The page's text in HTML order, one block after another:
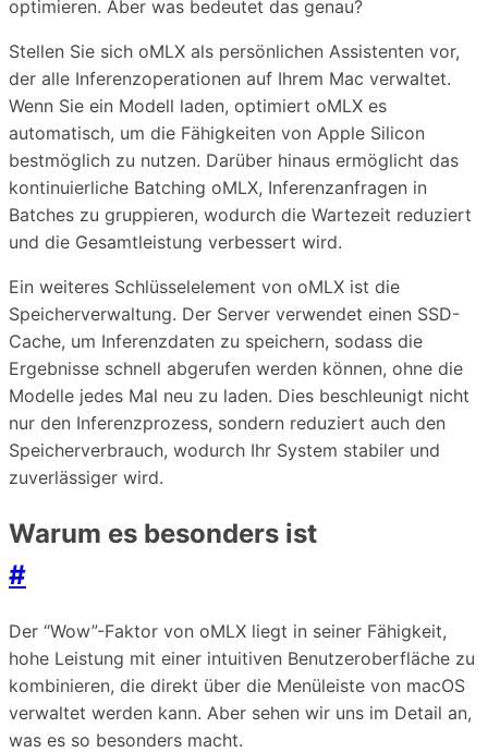
optimieren. Aber was bedeutet das genau?
Stellen Sie sich oMLX als persönlichen Assistenten vor,
der alle Inferenzoperationen auf Ihrem Mac verwaltet.
Wenn Sie ein Modell laden, optimiert oMLX es
automatisch, um die Fähigkeiten von Apple Silicon
bestmöglich zu nutzen. Darüber hinaus ermöglicht das
kontinuierliche Batching oMLX, Inferenzanfragen in
Batches zu gruppieren, wodurch die Wartezeit reduziert
und die Gesamtleistung verbessert wird.
Ein weiteres Schlüsselelement von oMLX ist die
Speicherverwaltung. Der Server verwendet einen SSD-
Cache, um Inferenzdaten zu speichern, sodass die
Ergebnisse schnell abgerufen werden können, ohne die
Modelle jedes Mal neu zu laden. Dies beschleunigt nicht
nur den Inferenzprozess, sondern reduziert auch den
Speicherverbrauch, wodurch Ihr System stabiler und
zuverlässiger wird.
Warum es besonders ist
#
Der “Wow”-Faktor von oMLX liegt in seiner Fähigkeit,
hohe Leistung mit einer intuitiven Benutzeroberfläche zu
kombinieren, die direkt über die Menüleiste von macOS
verwaltet werden kann. Aber sehen wir uns im Detail an,
was es so besonders macht.